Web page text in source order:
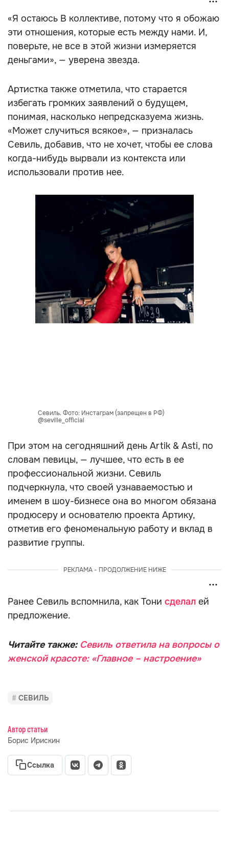
«Я остаюсь В коллективе, потому что я обожаю
эти отношения, которые есть между нами. И,
поверьте, не все в этой жизни измеряется
деньгами», — уверена звезда.
Артистка также отметила, что старается
избегать громких заявлений о будущем,
понимая, насколько непредсказуема жизнь.
«Может случиться всякое», — призналась
Севиль, добавив, что не хочет, чтобы ее слова
когда-нибудь вырвали из контекста или
использовали против нее.
Севиль. Фото: Инстаграм (запрещен в РФ)
@seville_official
При этом на сегодняшний день Artik & Asti, по
словам певицы, — лучшее, что есть в ее
профессиональной жизни. Севиль
подчеркнула, что своей узнаваемостью и
именем в шоу-бизнесе она во многом обязана
продюсеру и основателю проекта Артику,
отметив его феноменальную работу и вклад в
развитие группы.
РЕКЛАМА - ПРОДОЛЖЕНИЕ НИЖЕ
Ранее Севиль вспомнила, как Тони сделал ей
предложение.
Читайте также: Севиль ответила на вопросы о
женской красоте: «Главное – настроение»
СЕВИЛЬ
Автор статьи
Борис Ирискин
Ссылка